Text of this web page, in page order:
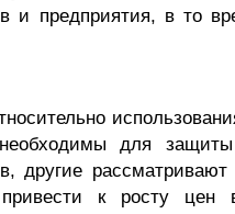
и предприятия, в то
для защиты
другие
к росту цен